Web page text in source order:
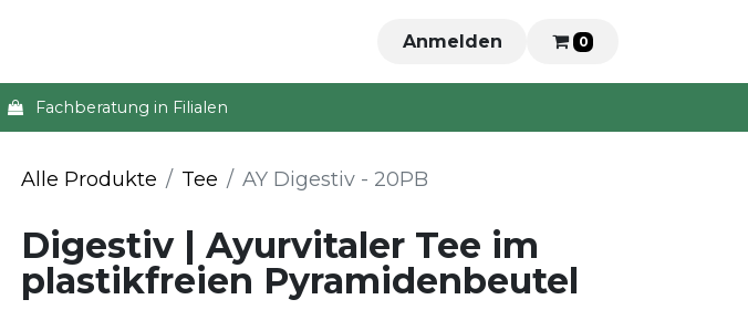
Anmelden 0
Fachberatung in Filialen
Alle Produkte Tee AY Digestiv - 20PB
Digestiv | Ayurvitaler Tee im
plastikfreien Pyramidenbeutel